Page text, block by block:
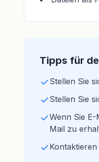
Tipps für
Stellen Sie
Stellen Sie
Wenn Sie
Mail zu